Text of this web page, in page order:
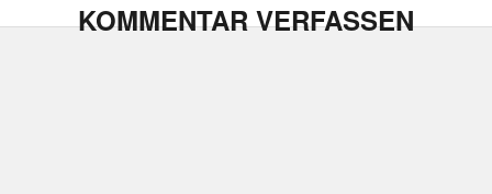
KOMMENTAR VERFASSEN